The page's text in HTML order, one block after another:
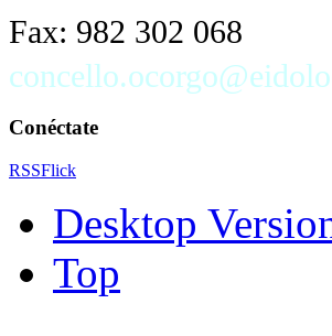
Fax: 982 302 068
Conéctate
RSSFlick
Desktop
Top